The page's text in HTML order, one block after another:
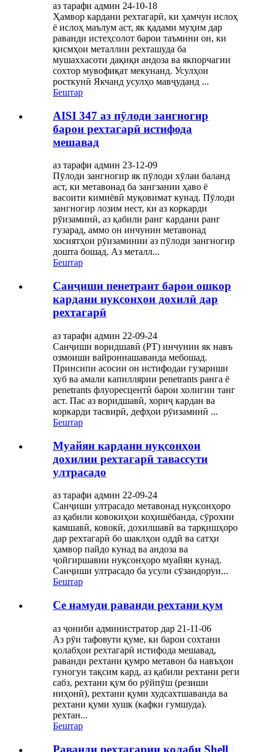
аз тарафи админ 24-10-18
Ҳамвор кардани рехтагарӣ, ки ҳамчун ислоҳ
ё ислоҳ маълум аст, як қадами муҳим дар
раванди истеҳсолот барои таъмини он, ки
қисмҳои металлии рехташуда ба
мушаххасоти дақиқи андоза ва якпорчагии
сохтор мувофиқат мекунанд. Усулҳои
росткунӣ Якчанд усулҳо мавҷуданд ...
Бештар
AISI 347 аз пӯлоди зангногир
барои рехтагарӣ истифода
мешавад
аз тарафи админ 23-12-09
Пӯлоди зангногир як пӯлоди хӯлаи баланд
аст, ки метавонад ба зангзании ҳаво ё
васоити кимиёвӣ муқовимат кунад. Пӯлоди
зангногир лозим нест, ки аз коркарди
рӯизаминӣ, аз қабили ранг кардани ранг
гузарад, аммо он инчунин метавонад
хосиятҳои рӯизаминии аз пӯлоди зангногир
дошта бошад. Аз металл...
Бештар
Санҷиши пенетрант барои ошкор
кардани нуқсонҳои дохилӣ дар
рехтагарӣ
аз тарафи админ 22-09-24
Санҷиши воридшавӣ (PT) инчунин як навъ
озмоиши вайроннашаванда мебошад.
Принсипи асосии он истифодаи гузариши
хуб ва амали капиллярии penetrants ранга ё
penetrants флуоресцентӣ барои холигии танг
аст. Пас аз воридшавӣ, хориҷ кардан ва
коркарди тасвирӣ, дефҳои рӯизаминӣ ...
Бештар
Муайян кардани нуқсонҳои
дохилии рехтагарӣ тавассути
ултрасадо
аз тарафи админ 22-09-24
Санҷиши ултрасадо метавонад нуқсонҳоро
аз қабили ковокиҳои коҳишёбанда, сӯрохии
камшавӣ, ковокӣ, дохилшавӣ ва тарқишҳоро
дар рехтагарӣ бо шаклҳои оддӣ ва сатҳи
ҳамвор пайдо кунад ва андоза ва
ҷойгиршавии нуқсонҳоро муайян кунад.
Санҷиши ултрасадо ба усули сӯзандоруи...
Бештар
Се намуди раванди рехтани қум
аз ҷониби администратор дар 21-11-06
Аз рӯи тафовути қуме, ки барои сохтани
қолабҳои рехтагарӣ истифода мешавад,
раванди рехтани қумро метавон ба навъҳои
гуногун тақсим кард, аз қабили рехтани реги
сабз, рехтани қум бо рӯйпӯш (резиши
ниҳонӣ), рехтани қуми худсахтшаванда ва
рехтани қуми хушк (кафки гумшуда).
рехтан...
Бештар
Раванди рехтагарии қолаби Shell